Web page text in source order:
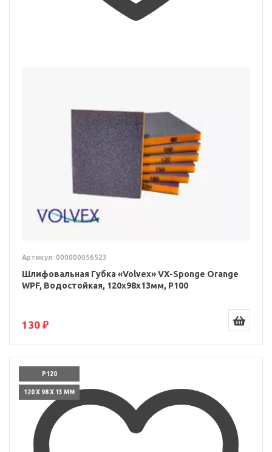
Артикул: 000000056523
Шлифовальная Губка «Volvex» VX-Sponge Orange
WPF, Водостойкая, 120x98x13мм, P100
130 ₽
P120
120 X 98 X 13 ММ